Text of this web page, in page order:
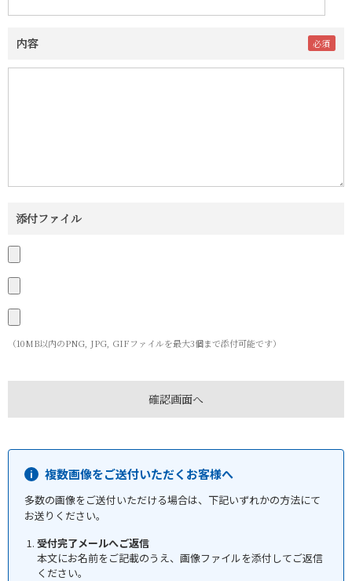
内容
添付ファイル
（10MB以内のPNG, JPG, GIFファイルを最大3個まで添付可能です）
複数画像をご送付いただくお客様へ
多数の画像をご送付いただける場合は、下記いずれかの方法にて
お送りください。
受付完了メールへご返信
本文にお名前をご記載のうえ、画像ファイルを添付してご返信
ください。